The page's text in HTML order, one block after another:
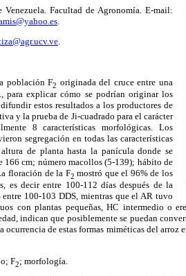
Venezuela. Facultad de Agronomía. E-mail:
.
.
población F2 originada del cruce entre una
para explicar cómo se podrían originar los
estos resultados a los productores de
y la prueba de Ji-cuadrado para el carácter
8 características morfológicas. Los
segregación en todas las características
de planta hasta la panícula donde se
cm; número macollos (5-139); hábito de
floración de la F2 mostró que el 96% de los
es decir entre 100-112 días después de la
100-103 DDS, mientras que el AR tuvo
con plantas pequeñas, HC intermedio o
indican que posiblemente se puedan
de estas formas miméticas del arroz
F2; morfología.